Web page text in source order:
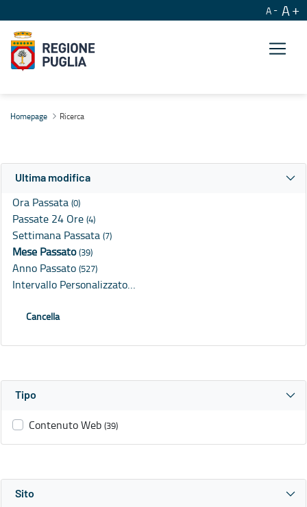
A A
Homepage Ricerca
Ultima modifica
Ora Passata (0)
Passate 24 Ore (4)
Settimana Passata (7)
Mese Passato(39)
Anno Passato (527)
Intervallo Personalizzato…
Cancella
Tipo
Contenuto Web (39)
Sito